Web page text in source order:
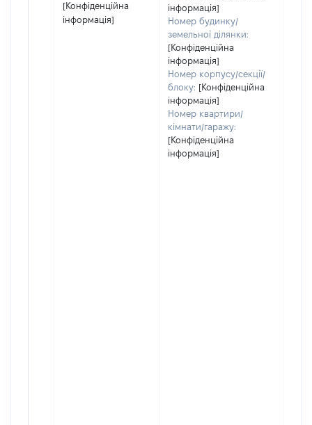
[Конфіденційна
інформація]
інформація]
Номер будинку/
земельної ділянки:
[Конфіденційна
інформація]
Номер корпусу/секції/
блоку: [Конфіденційна
інформація]
Номер квартири/
кімнати/гаражу:
[Конфіденційна
інформація]